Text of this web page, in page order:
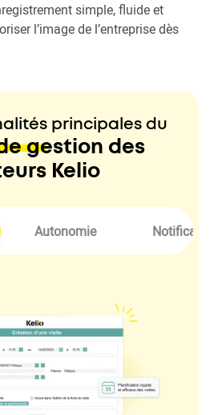
simple, fluide et
l’image de l’entreprise dès
principales du
gestion des
Kelio
Autonomie